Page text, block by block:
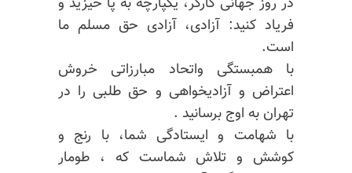
فریاد کنید: آزادی، آزادی حق مسلم ما
است.
با همبستگی واتحاد مبارزاتی خروش
اعتراض و آزادیخواهی و حق طلبی را در
تهران به اوج برسانید .
با شهامت و ایستادگی شما، با رنج و
کوشش و تلاش شماست که ، طومار